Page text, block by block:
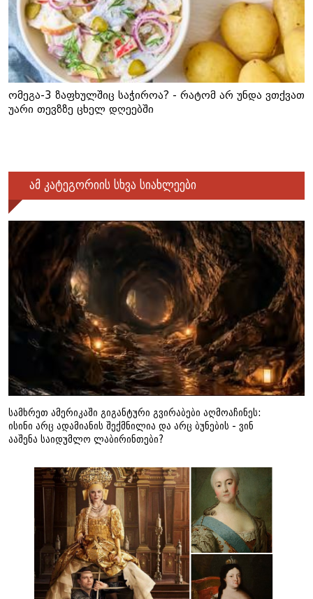
ომეგა-3 ზაფხულშიც საჭიროა? - რატომ არ უნდა ვთქვათ
უარი თევზზე ცხელ დღეებში
ამ კატეგორიის სხვა სიახლეები
სამხრეთ ამერიკაში გიგანტური გვირაბები აღმოაჩინეს:
ისინი არც ადამიანის შექმნილია და არც ბუნების - ვინ
ააშენა საიდუმლო ლაბირინთები?